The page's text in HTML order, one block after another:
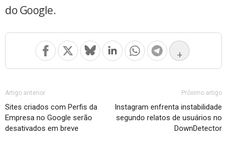
do Google.
+
Artigo anterior
Sites criados com Perfis da
Empresa no Google serão
desativados em breve
Próximo artigo
Instagram enfrenta instabilidade
segundo relatos de usuários no
DownDetector